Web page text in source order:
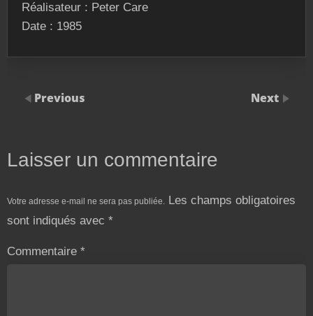
Réalisateur : Peter Care
Date : 1985
Previous Next
Laisser un commentaire
Votre adresse e-mail ne sera pas publiée. Les champs obligatoires
sont indiqués avec *
Commentaire *